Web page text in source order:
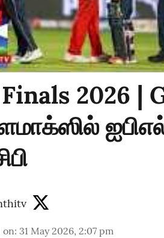
2026 |
on: 31 May 2026, 2:07 pm